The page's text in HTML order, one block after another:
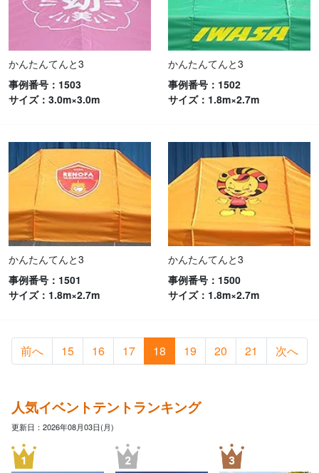
かんたんてんと3
事例番号：1503
サイズ：3.0m×3.0m
かんたんてんと3
事例番号：1502
サイズ：1.8m×2.7m
かんたんてんと3
事例番号：1501
サイズ：1.8m×2.7m
かんたんてんと3
事例番号：1500
サイズ：1.8m×2.7m
前へ 15 16 17 18 19 20 21 次へ
人気イベントテントランキング
更新日：2026年08月03日(月)